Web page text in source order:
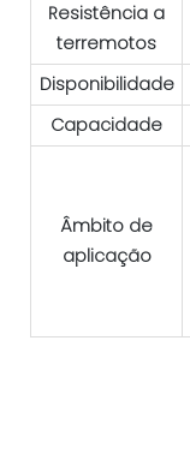
Resistência a
terremotos
Disponibilidade
Capacidade
Âmbito de
aplicação